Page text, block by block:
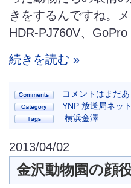
きをするんですね。
HDR-PJ760V、
続きを読む »
コメントはまだ
YNP 放送局ネッ
横浜金澤
2013/04/02
金沢動物園の顔